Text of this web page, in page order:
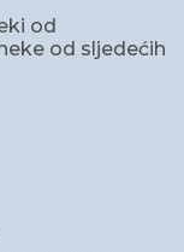
od
od sljedećih